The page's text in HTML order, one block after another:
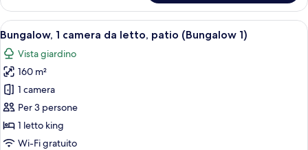
Deluxe
con
2
singoli
Apri
tutte
le
foto
per
Bungalow,
1
camera
Un ampio soggiorno con un divano
10
Bungalow, 1 camera da letto, patio (Bungalow 1)
Vista giardino
160 m²
1 camera
Per 3 persone
1 letto king
Wi-Fi gratuito